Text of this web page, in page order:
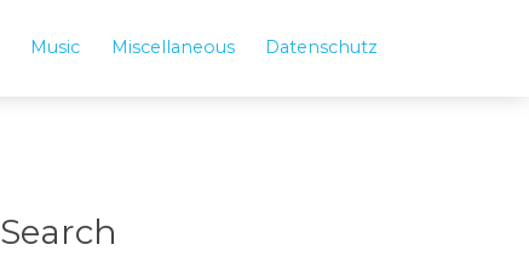
Music Miscellaneous Datenschutz
Search